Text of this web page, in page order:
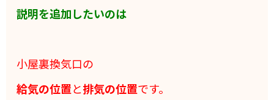
説明を追加したいのは
小屋裏換気口の
給気の位置と排気の位置です。